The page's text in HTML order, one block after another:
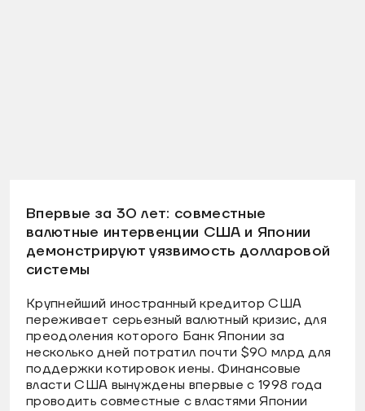
Впервые за 30 лет: совместные
валютные интервенции США и Японии
демонстрируют уязвимость долларовой
системы
Крупнейший иностранный кредитор США
переживает серьезный валютный кризис, для
преодоления которого Банк Японии за
несколько дней потратил почти $90 млрд для
поддержки котировок иены. Финансовые
власти США вынуждены впервые с 1998 года
проводить совместные с властями Японии